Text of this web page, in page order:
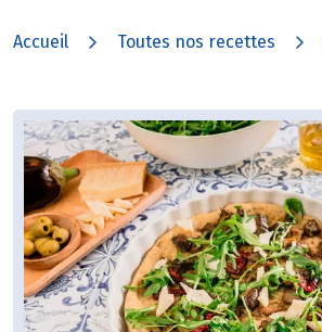
Accueil Toutes nos recettes